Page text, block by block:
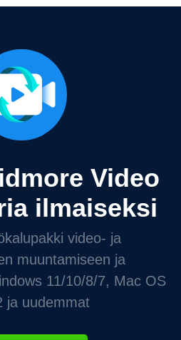
Video
ilmaiseksi
video- ja
muuntamiseen ja
11/10/8/7, Mac OS
ja uudemmat